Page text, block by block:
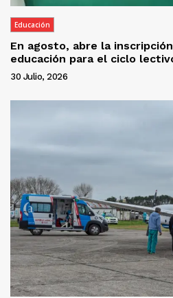
Educación
En agosto, abre la
educación para el ciclo
30 Julio, 2026